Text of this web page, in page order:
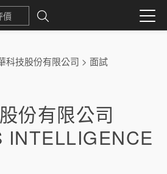
科技股份有限公司 > 面試
份有限公司
INTELLIGENCE